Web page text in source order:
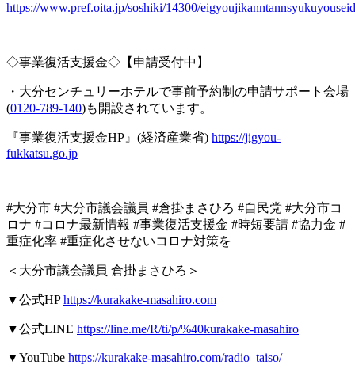
https://www.pref.oita.jp/soshiki/14300/
◇事業復活支援金◇【申請受付中】
・大分センチュリーホテルで事前予約制の申請サポート会場
(0120-789-140)も開設されています。
『事業復活支援金HP』 (経済産業省) https://jigyou-
fukkatsu.go.jp
#大分市 #大分市議会議員 #倉掛まさひろ #自民党 #大分市コ
ロナ #コロナ最新情報 #事業復活支援金 #時短要請 #協力金 #
重症化率 #重症化させないコロナ対策を
＜大分市議会議員 倉掛まさひろ＞
▼公式HP https://kurakake-masahiro.com
▼公式LINE https://line.me/R/ti/p/%40kurakake-masahiro
▼YouTube https://kurakake-masahiro.com/radio_taiso/